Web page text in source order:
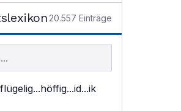
20.557 Einträge
suchen
...höffig...id...ik